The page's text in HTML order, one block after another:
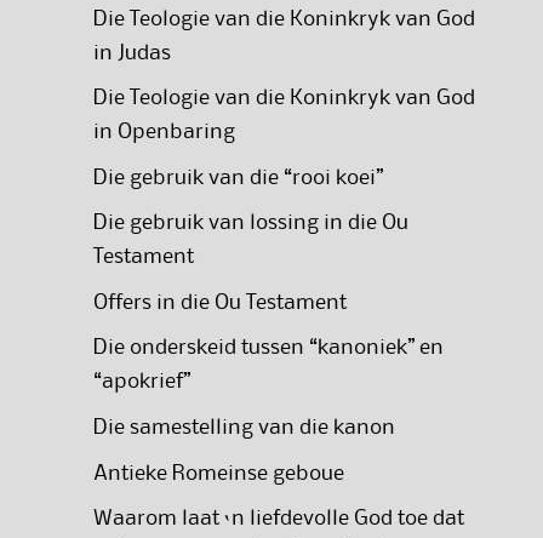
Die Teologie van die Koninkryk van God
in Judas
Die Teologie van die Koninkryk van God
in Openbaring
Die gebruik van die “rooi koei”
Die gebruik van lossing in die Ou
Testament
Offers in die Ou Testament
Die onderskeid tussen “kanoniek” en
“apokrief”
Die samestelling van die kanon
Antieke Romeinse geboue
Waarom laat ‘n liefdevolle God toe dat